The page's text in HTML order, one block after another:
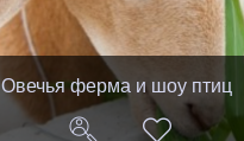
Овечья ферма и шоу птиц